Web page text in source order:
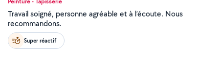
Travail soigné, personne agréable et à l’écoute. Nous
recommandons.
Super réactif